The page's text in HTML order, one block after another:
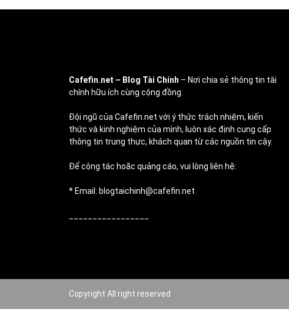
Cafefin.net – Blog Tài Chính – Nơi chia sẻ thông tin tài
chính hữu ích cùng cộng đồng.
Đội ngũ của Cafefin.net với ý thức trách nhiệm, kiến
thức và kinh nghiệm của mình, luôn xác định cung cấp
thông tin trung thực, khách quan từ các nguồn tin cậy.
Để cộng tác hoặc quảng cáo, vui lòng liên hệ:
* Email: blogtaichinh@cafefin.net
Copyright All right reserved